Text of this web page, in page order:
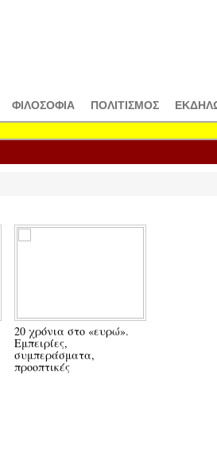
ΦΙΛΟΣΟΦΙΑ ΠΟΛΙΤΙΣΜΟΣ
20 χρόνια στο «ευρώ».
Εμπειρίες,
συμπεράσματα,
προοπτικές
και λαϊκή